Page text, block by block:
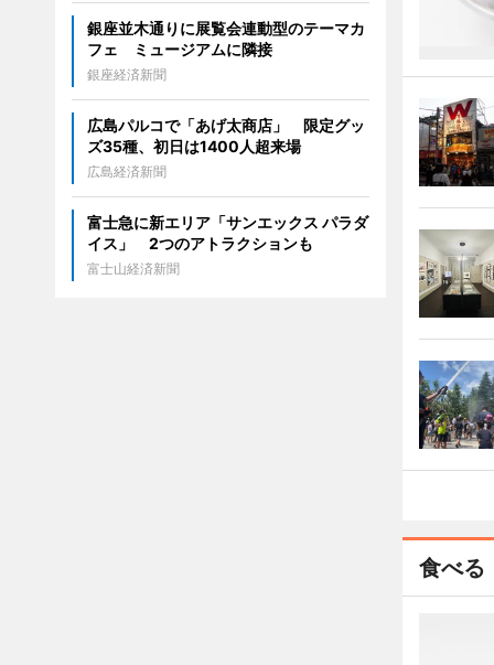
食べる
銀座並木通りに展覧会連動型のテーマカ
フェ ミュージアムに隣接
銀座経済新聞
広島パルコで「あげ太商店」 限定グッ
ズ35種、初日は1400人超来場
広島経済新聞
富士急に新エリア「サンエックス パラダ
イス」 2つのアトラクションも
富士山経済新聞